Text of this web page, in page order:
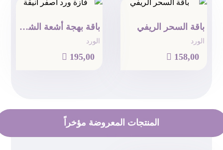
باقة السحر الريفي
الورد
 158,00
باقة بهجة أشعة الشمس
الورد
 195,00
المنتجات المعروضة مؤخراً